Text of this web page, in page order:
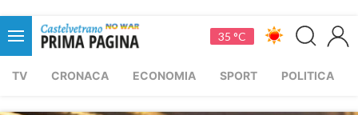
35 °C
TV CRONACA ECONOMIA SPORT POLITICA